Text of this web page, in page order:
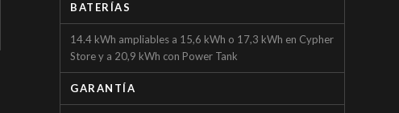
BATERÍAS
14.4 kWh ampliables a 15,6 kWh o 17,3 kWh en Cypher
Store y a 20,9 kWh con Power Tank
GARANTÍA